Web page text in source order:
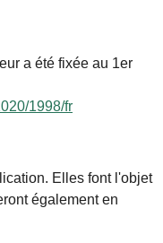
a été fixée au 1er
1998/fr
Elles font l'objet
également en